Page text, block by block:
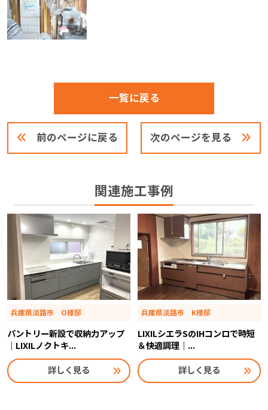
前のページに戻る
一覧に戻る
次のページを見る
関連施工事例
兵庫県淡路市 O様邸
パントリー新設で収納力アップ
｜LIXILノクトキ...
詳しく見る
兵庫県淡路市 K様邸
LIXILシエラSのIHコンロで時短
＆快適調理｜...
詳しく見る